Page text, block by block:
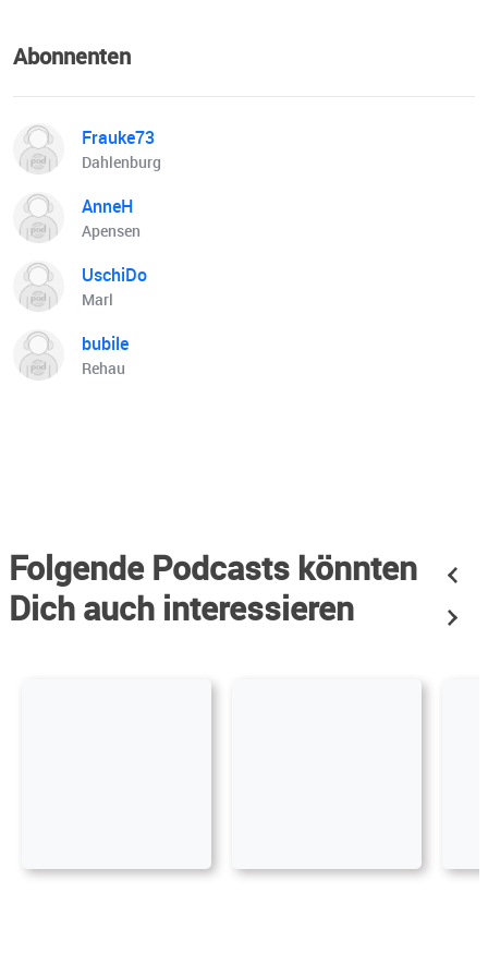
Abonnenten
Frauke73
Dahlenburg
AnneH
Apensen
UschiDo
Marl
bubile
Rehau
Folgende Podcasts könnten
Dich auch interessieren